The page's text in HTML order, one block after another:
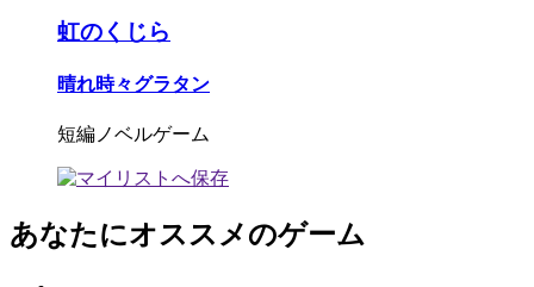
虹のくじら
晴れ時々グラタン
短編ノベルゲーム
あなたにオススメのゲーム